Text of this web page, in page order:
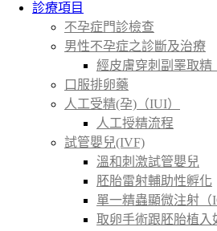
診療項目
不孕症門診檢查
男性不孕症之診斷及治療
經皮膚穿刺副睪取精
口服排卵藥
人工受精(孕)（IUI）
人工授精流程
試管嬰兒(IVF)
溫和刺激試管嬰兒
胚胎雷射輔助性孵化
單一精蟲顯微注射（
取卵手術跟胚胎植入